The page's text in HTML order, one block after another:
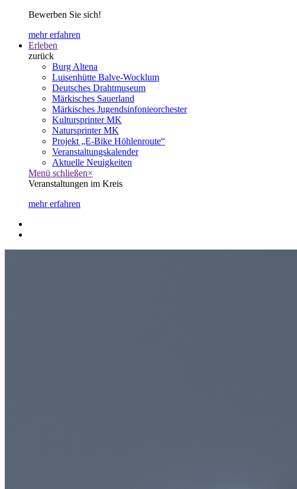
Bewerben Sie sich!
mehr erfahren
Erleben
zurück
Burg Altena
Luisenhütte Balve-Wocklum
Deutsches Drahtmuseum
Märkisches Sauerland
Märkisches Jugendsinfonieorchester
Kultursprinter MK
Natursprinter MK
Projekt „E-Bike Höhlenroute“
Veranstaltungskalender
Aktuelle Neuigkeiten
Menü schließen×
Veranstaltungen im Kreis
mehr erfahren